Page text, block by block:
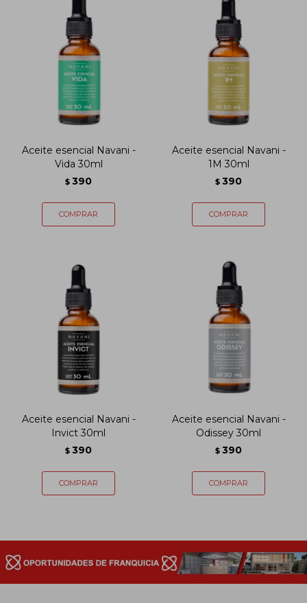
Aceite esencial Navani -
Vida 30ml
$ 390
Aceite esencial Navani -
1M 30ml
$ 390
Aceite esencial Navani -
Invict 30ml
$ 390
Aceite esencial Navani -
Odissey 30ml
$ 390